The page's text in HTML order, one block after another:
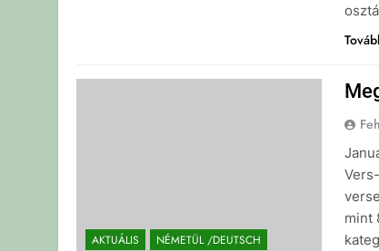
AKTUÁLIS NÉMETÜL /DEUTSCH
mint